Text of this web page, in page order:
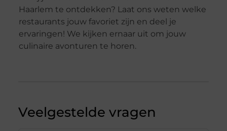
Haarlem te ontdekken? Laat ons weten welke
restaurants jouw favoriet zijn en deel je
ervaringen! We kijken ernaar uit om jouw
culinaire avonturen te horen.
Veelgestelde vragen